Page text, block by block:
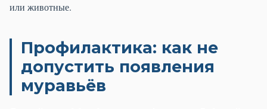
или животные.
Профилактика: как не
допустить появления
муравьёв